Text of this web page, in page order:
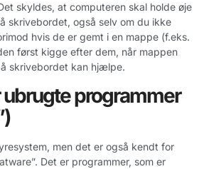
skyldes, at computeren skal holde øje
skrivebordet, også selv om du ikke
hvis de er gemt i en mappe (f.eks.
først kigge efter dem, når mappen
skrivebordet kan hjælpe.
programmer
men det er også kendt for
Det er programmer, som er